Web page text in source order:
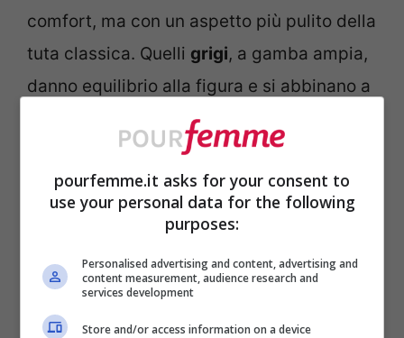
comfort, ma con un aspetto più pulito della
tuta classica. Quelli grigi, a gamba ampia,
danno equilibrio alla figura e si abbinano a
qualsiasi top o felpa. La texture della
maglia aggiunge un tocco sofisticato,
soprattutto se il tessuto è morbido ma
compatto.
pourfemme.it asks for your consent to
use your personal data for the following
purposes:
Personalised advertising and content, advertising and
content measurement, audience research and
services development
Store and/or access information on a device